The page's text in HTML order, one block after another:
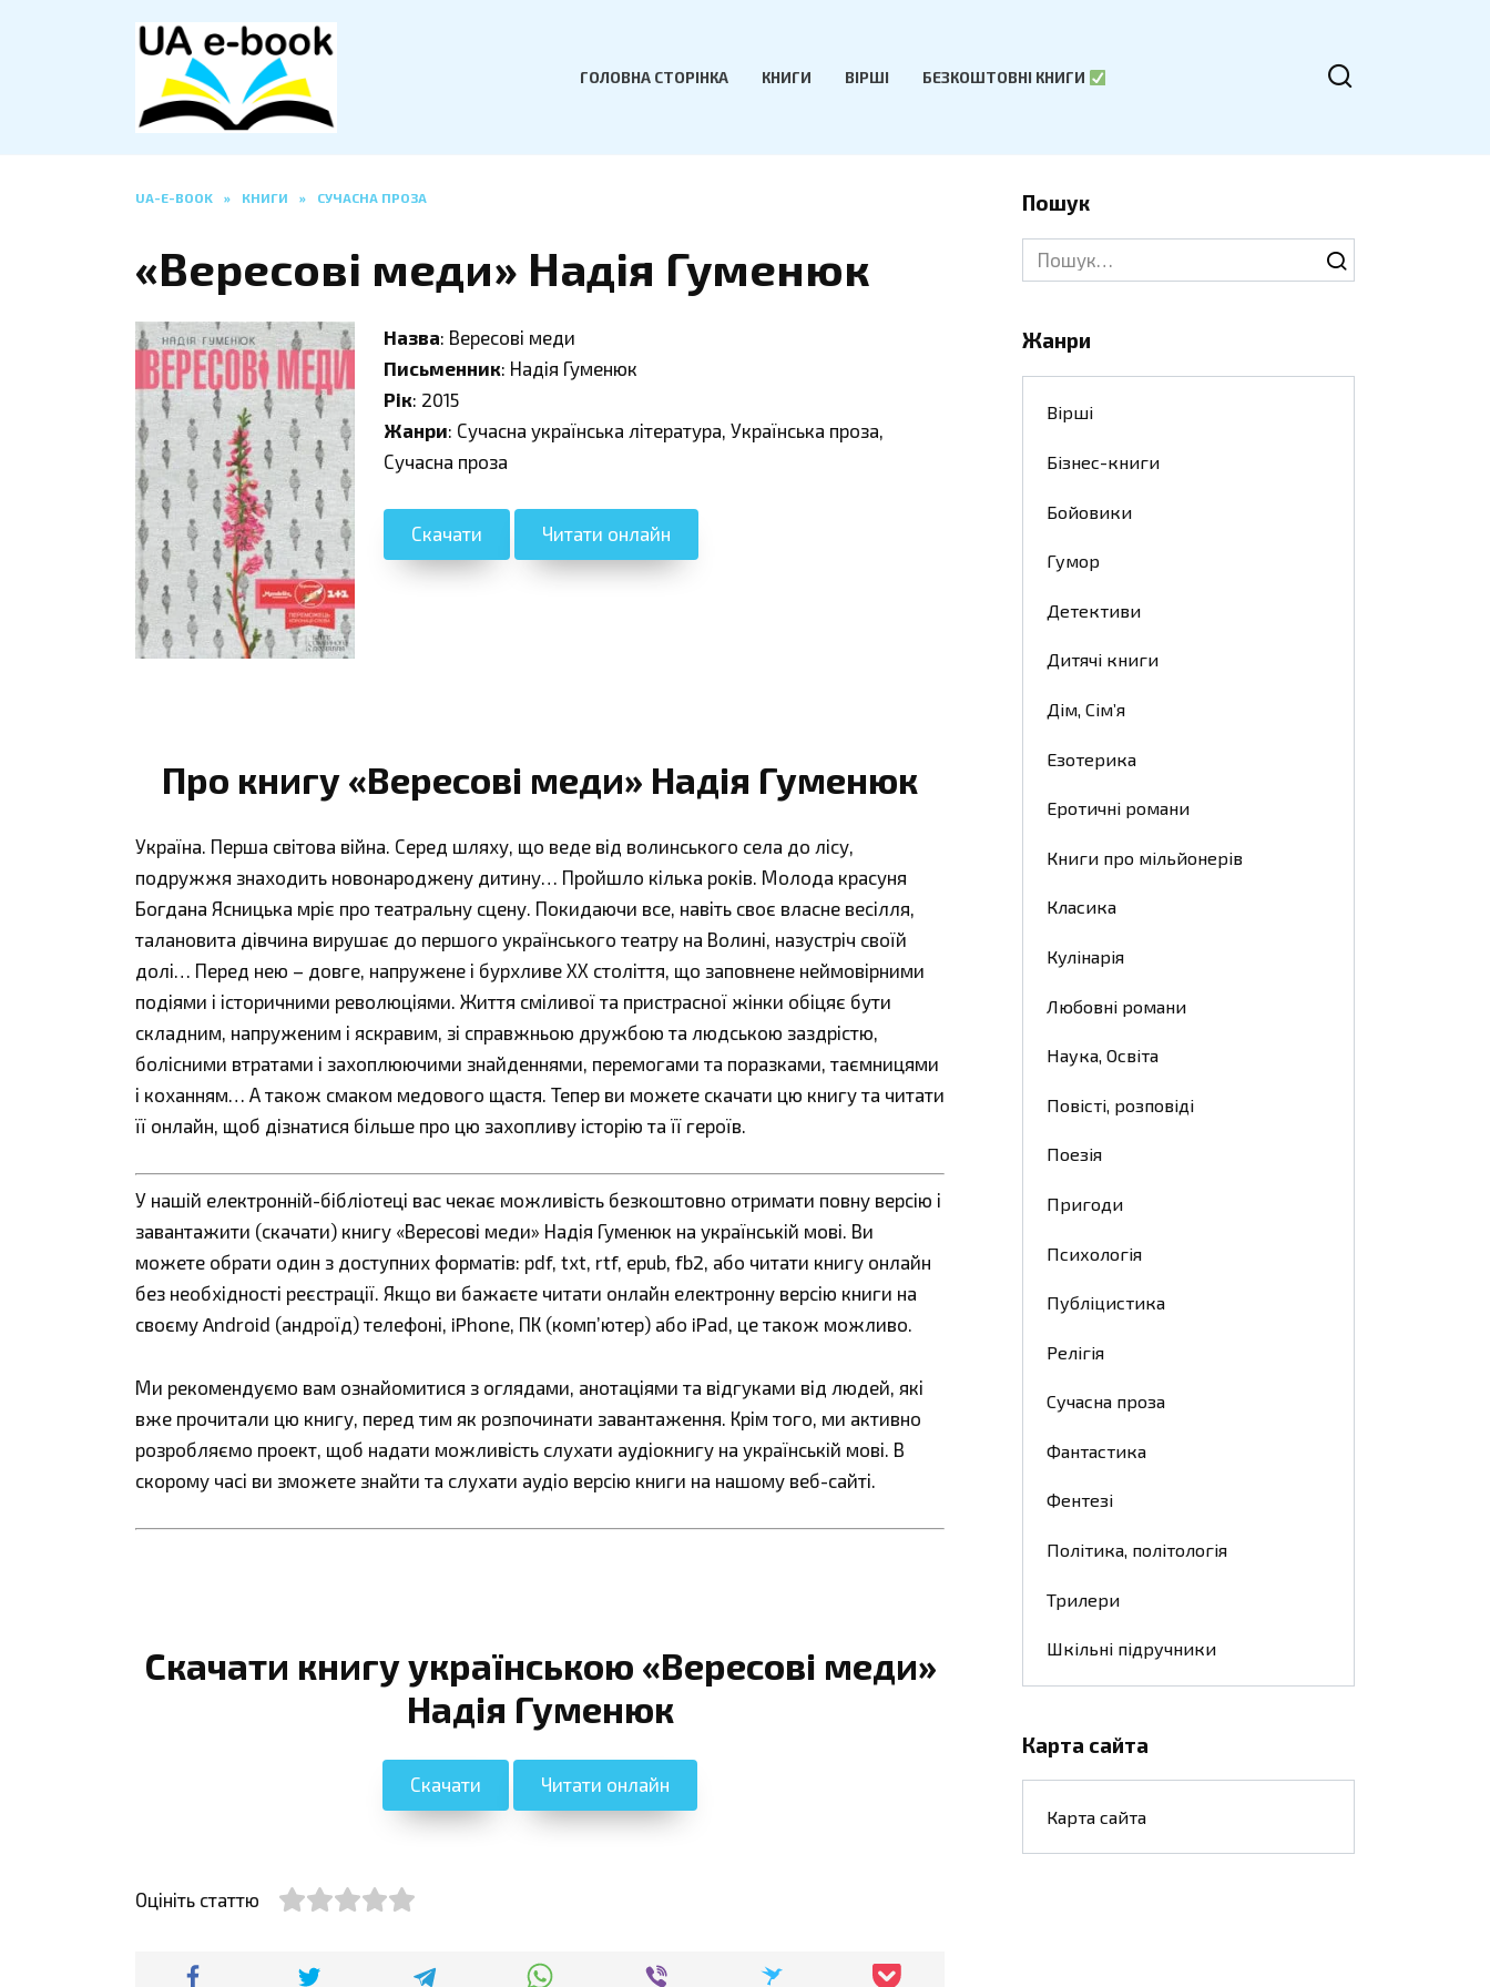
ГОЛОВНА СТОРІНКА КНИГИ ВІРШІ БЕЗКОШТОВНІ КНИГИ
UA-E-BOOK » КНИГИ » СУЧАСНА ПРОЗА
«Вересові меди» Надія Гуменюк
Назва: Вересові меди
Письменник: Надія Гуменюк
Рік: 2015
Жанри: Сучасна українська література, Українська проза,
Сучасна проза
Скачати Читати онлайн
Про книгу «Вересові меди» Надія Гуменюк
Україна. Перша світова війна. Серед шляху, що веде від волинського села до лісу,
подружжя знаходить новонароджену дитину… Пройшло кілька років. Молода красуня
Богдана Ясницька мріє про театральну сцену. Покидаючи все, навіть своє власне весілля,
талановита дівчина вирушає до першого українського театру на Волині, назустріч своїй
долі… Перед нею – довге, напружене і бурхливе ХХ століття, що заповнене неймовірними
подіями і історичними революціями. Життя сміливої та пристрасної жінки обіцяє бути
складним, напруженим і яскравим, зі справжньою дружбою та людською заздрістю,
болісними втратами і захоплюючими знайденнями, перемогами та поразками, таємницями
і коханням… А також смаком медового щастя. Тепер ви можете скачати цю книгу та читати
її онлайн, щоб дізнатися більше про цю захопливу історію та її героїв.
У нашій електронній-бібліотеці вас чекає можливість безкоштовно отримати повну версію і
завантажити (скачати) книгу «Вересові меди» Надія Гуменюк на українській мові. Ви
можете обрати один з доступних форматів: pdf, txt, rtf, epub, fb2, або читати книгу онлайн
без необхідності реєстрації. Якщо ви бажаєте читати онлайн електронну версію книги на
своєму Android (андроїд) телефоні, iPhone, ПК (комп’ютер) або iPad, це також можливо.
Ми рекомендуємо вам ознайомитися з оглядами, анотаціями та відгуками від людей, які
вже прочитали цю книгу, перед тим як розпочинати завантаження. Крім того, ми активно
розробляємо проект, щоб надати можливість слухати аудіокнигу на українській мові. В
скорому часі ви зможете знайти та слухати аудіо версію книги на нашому веб-сайті.
Скачати книгу українською «Вересові меди»
Надія Гуменюк
Скачати Читати онлайн
Оцініть статтю
Пошук
Search
for:
Жанри
Вірші
Бізнес-книги
Бойовики
Гумор
Детективи
Дитячі книги
Дім, Сім’я
Езотерика
Еротичні романи
Книги про мільйонерів
Класика
Кулінарія
Любовні романи
Наука, Освіта
Повісті, розповіді
Поезія
Пригоди
Психологія
Публіцистика
Релігія
Сучасна проза
Фантастика
Фентезі
Політика, політологія
Трилери
Шкільні підручники
Карта сайта
Карта сайта